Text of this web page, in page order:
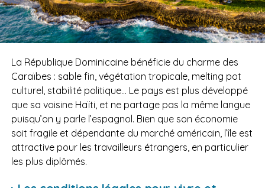
La République Dominicaine bénéficie du charme des
Caraïbes : sable fin, végétation tropicale, melting pot
culturel, stabilité politique… Le pays est plus développé
que sa voisine Haïti, et ne partage pas la même langue
puisqu’on y parle l’espagnol. Bien que son économie
soit fragile et dépendante du marché américain, l’île est
attractive pour les travailleurs étrangers, en particulier
les plus diplômés.